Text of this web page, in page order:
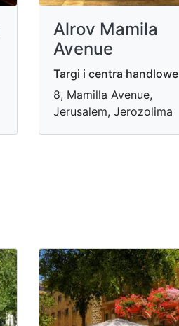
Alrov Mamila
Avenue
Targi i centra handlowe
8, Mamilla Avenue,
Jerusalem, Jerozolima